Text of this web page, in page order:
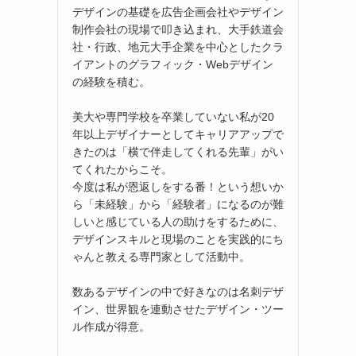
デザインの基礎を広告企画会社やデザイン
制作会社の現場で叩き込まれ、大手鉄道会
社・行政、地元大手企業を中心としたクラ
イアントのグラフィック・Webデザイン
の経験を積む。
美大や専門学校を卒業していない私が20
年以上デザイナーとしてキャリアアップで
きたのは「横で伴走してくれる先輩」がい
てくれたからこそ。
今度は私が恩返しをする番！という想いか
ら「未経験」から「経験者」になるのが難
しいと感じている人の助けをするために、
デザインスキルと現場のことを実践的にち
ゃんと教える専門家として活動中。
数あるデザインの中で好きなのは名刺デザ
イン、世界観を連動させたデザイン・ツー
ル作成が得意。